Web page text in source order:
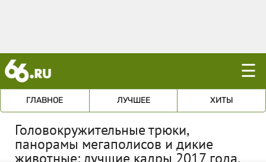
☰
ГЛАВНОЕ ЛУЧШЕЕ ХИТЫ
Головокружительные трюки,
панорамы мегаполисов и дикие
животные: лучшие кадры 2017 года,